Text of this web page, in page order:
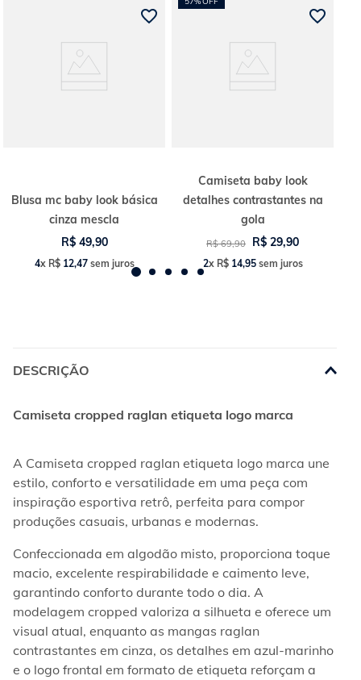
Ideal para passeios, viagens, momentos de lazer ou para o dia a dia, a
um visual despojado sem abrir mão do estilo. Uma peça curinga para
quem busca praticidade e versatilidade no guarda-roupa.
Blusa mc baby look básica
cinza mescla
R$ 49,90
4x R$ 12,47sem juros
Camiseta baby look
detalhes contrastantes na
gola
R$ 69,90 R$ 29,90
2x R$ 14,95sem juros
DESCRIÇÃO
Camiseta cropped raglan etiqueta logo marca
A Camiseta cropped raglan etiqueta logo marca une
estilo, conforto e versatilidade em uma peça com
inspiração esportiva retrô, perfeita para compor
produções casuais, urbanas e modernas.
Confeccionada em algodão misto, proporciona toque
macio, excelente respirabilidade e caimento leve,
garantindo conforto durante todo o dia. A
modelagem cropped valoriza a silhueta e oferece um
visual atual, enquanto as mangas raglan
contrastantes em cinza, os detalhes em azul-marinho
e o logo frontal em formato de etiqueta reforçam a